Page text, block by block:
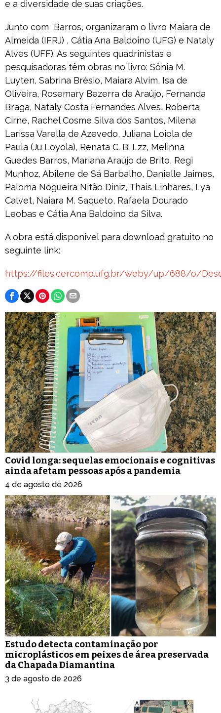
e a diversidade de suas criações.
Junto com Barros, organizaram o livro Maiara de
Almeida (IFRJ) , Cátia Ana Baldoino (UFG) e Nataly
Alves (UFF). As seguintes quadrinistas e
pesquisadoras têm obras no livro: Sônia M.
Luyten, Sabrina Brésio, Maiara Alvim, Isa de
Oliveira, Rosemary Bezerra de Araújo, Fernanda
Braga, Nataly Costa Fernandes Alves, Roberta
Cirne, Rachel Cosme Silva dos Santos, Milena
Larissa Varella de Azevedo, Juliana Loiola de
Paula (Ju Loyola), Renata C. B. Lzz, Melinna
Guedes Barros, Mariana Araújo de Brito, Regi
Munhoz, Abilene de Sá Barbalho, Danielle Jaimes,
Paloma Nogueira Nitão Diniz, Thais Linhares, Lya
Calvet, Naiara M. Saqueto, Rafaela Dourado
Leobas e Cátia Ana Baldoino da Silva.
A obra está disponivel para download gratuito no
seguinte link:
https://files.cercomp.ufg.br/weby/up/688/o/
Covid longa: sequelas emocionais e cognitivas
ainda afetam pessoas após a pandemia
4 de agosto de 2026
Estudo detecta contaminação por
microplásticos em peixes de área preservada
da Chapada Diamantina
3 de agosto de 2026